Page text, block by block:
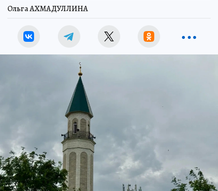
Ольга АХМАДУЛЛИНА